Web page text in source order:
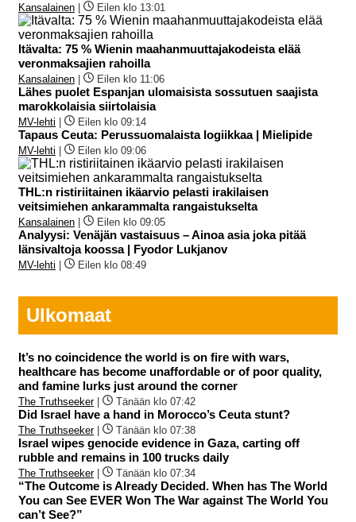
Kansalainen Eilen klo 13:01
Itävalta: 75 % Wienin maahanmuuttajakodeista elää
veronmaksajien rahoilla
Kansalainen Eilen klo 11:06
Lähes puolet Espanjan ulomaisista sossutuen saajista
marokkolaisia siirtolaisia
MV-lehti Eilen klo 09:14
Tapaus Ceuta: Perussuomalaista logiikkaa | Mielipide
MV-lehti Eilen klo 09:06
THL:n ristiriitainen ikäarvio pelasti irakilaisen
veitsimiehen ankarammalta rangaistukselta
Kansalainen Eilen klo 09:05
Analyysi: Venäjän vastaisuus – Ainoa asia joka pitää
länsivaltoja koossa | Fyodor Lukjanov
MV-lehti Eilen klo 08:49
Ulkomaat
It’s no coincidence the world is on fire with wars,
healthcare has become unaffordable or of poor quality,
and famine lurks just around the corner
The Truthseeker| Tänään klo 07:42
Did Israel have a hand in Morocco’s Ceuta stunt?
The Truthseeker| Tänään klo 07:38
Israel wipes genocide evidence in Gaza, carting off
rubble and remains in 100 trucks daily
The Truthseeker| Tänään klo 07:34
“The Outcome is Already Decided. When has The World
You can See EVER Won The War against The World You
can’t See?”